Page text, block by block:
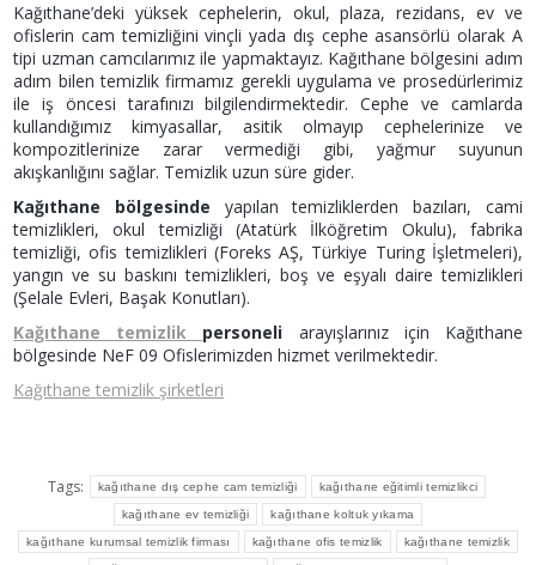
Kağıthane’deki yüksek cephelerin, okul, plaza, rezidans, ev ve
ofislerin cam temizliğini vinçli yada dış cephe asansörlü olarak A
tipi uzman camcılarımız ile yapmaktayız. Kağıthane bölgesini adım
adım bilen temizlik firmamız gerekli uygulama ve prosedürlerimiz
ile iş öncesi tarafınızı bilgilendirmektedir. Cephe ve camlarda
kullandığımız kimyasallar, asitik olmayıp cephelerinize ve
kompozitlerinize zarar vermediği gibi, yağmur suyunun
akışkanlığını sağlar. Temizlik uzun süre gider.
Kağıthane bölgesinde yapılan temizliklerden bazıları, cami
temizlikleri, okul temizliği (Atatürk İlköğretim Okulu), fabrika
temizliği, ofis temizlikleri (Foreks AŞ, Türkiye Turing İşletmeleri),
yangın ve su baskını temizlikleri, boş ve eşyalı daire temizlikleri
(Şelale Evleri, Başak Konutları).
Kağıthane temizlik personeli arayışlarınız için Kağıthane
bölgesinde NeF 09 Ofislerimizden hizmet verilmektedir.
Kağıthane temizlik şirketleri
Tags: kağıthane dış cephe cam temizliği kağıthane eğitimli temizlikci
kağıthane ev temizliği kağıthane koltuk yıkama
kağıthane kurumsal temizlik firması kağıthane ofis temizlik kağıthane temizlik